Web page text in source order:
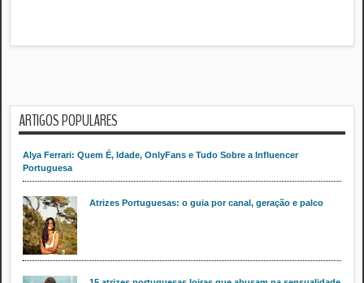
ARTIGOS POPULARES
Alya Ferrari: Quem É, Idade, OnlyFans e Tudo Sobre a Influencer
Portuguesa
Atrizes Portuguesas: o guia por canal, geração e palco